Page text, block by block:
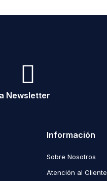
Newsletter
Información
Sobre Nosotros
Atención al Cliente